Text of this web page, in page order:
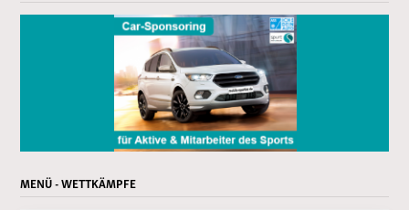
MENÜ - WETTKÄMPFE